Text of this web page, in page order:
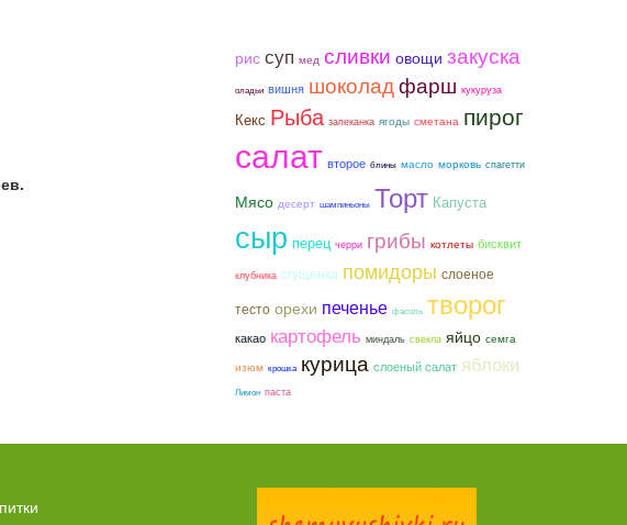
рис суп мед сливки овощи закуска
оладьи вишня шоколадфарш кукуруза
Кекс Рыба запеканка ягоды сметана пирог
салат второе блины масло морковь спагетти
Мясо десерт шампиньоны Торт Капуста
сыр перец черри грибы котлеты бисквит
клубника сгущенка помидоры слоеное
тесто орехи печенье фасоль творог
какао картофель миндаль свекла яйцо семга
изюм крошка курица слоеный салат яблоки
Лимон паста
Пирог рыбный (с брюшками семги)